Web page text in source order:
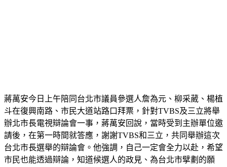
蔣萬安今日上午陪同台北市議員參選人詹為元、柳采葳、楊植
斗在復興南路、市民大道站路口拜票，針對TVBS及三立將舉
辦北市長電視辯論會一事，蔣萬安回說，當時受到主辦單位邀
請後，在第一時間就答應，謝謝TVBS和三立，共同舉辦這次
台北市長選舉的辯論會。他強調，自己一定會全力以赴，希望
市民也能透過辯論，知道候選人的政見、為台北市擘劃的願